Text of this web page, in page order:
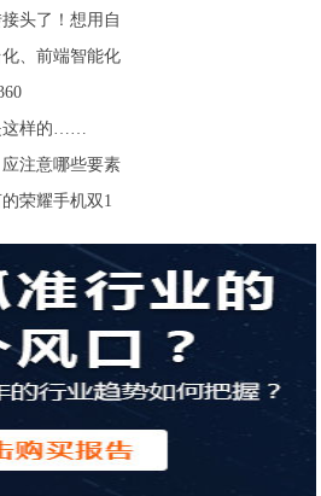
头了！想用自
、前端智能化
这样的……
注意哪些要素
荣耀手机双1